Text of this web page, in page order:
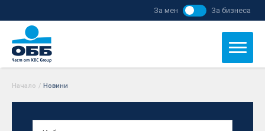
За мен За бизнеса
Начало / Новини